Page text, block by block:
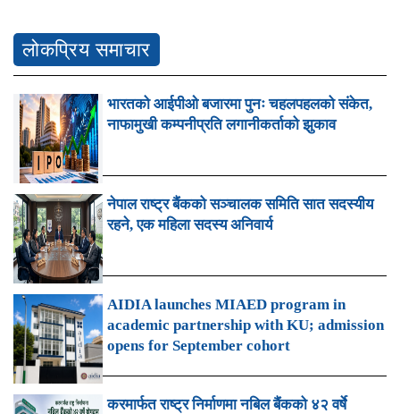
लोकप्रिय समाचार
भारतको आईपीओ बजारमा पुनः चहलपहलको संकेत,
नाफामुखी कम्पनीप्रति लगानीकर्ताको झुकाव
नेपाल राष्ट्र बैंकको सञ्चालक समिति सात सदस्यीय
रहने, एक महिला सदस्य अनिवार्य
AIDIA launches MIAED program in
academic partnership with KU; admission
opens for September cohort
करमार्फत राष्ट्र निर्माणमा नबिल बैंकको ४२ वर्षे